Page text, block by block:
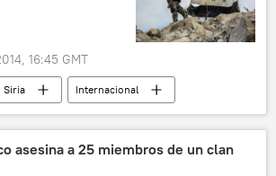
16:45 GMT
Siria
Internacional
asesina a 25 miembros de un clan